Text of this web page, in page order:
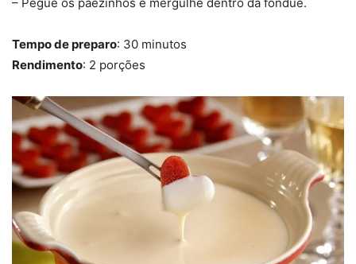
Tempo de preparo: 30 minutos
Rendimento: 2 porções